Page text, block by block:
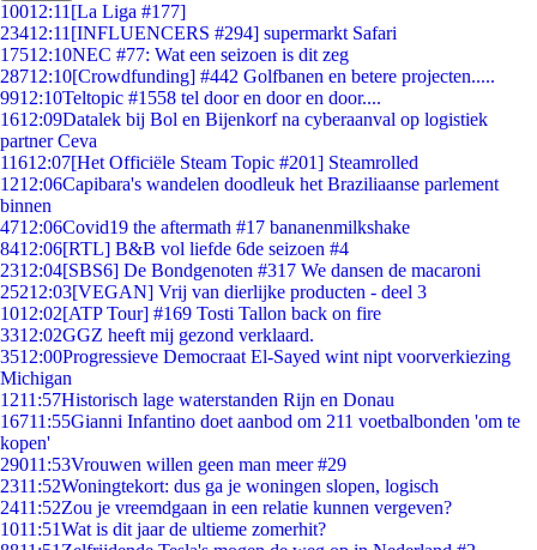
10012:11 [La Liga #177]
23412:11 [INFLUENCERS #294] supermarkt Safari
17512:10NEC #77: Wat een seizoen is dit zeg
28712:10[Crowdfunding] #442 Golfbanen en betere projecten.....
9912:10Teltopic #1558 tel door en door en door....
1612:09Datalek bij Bol en Bijenkorf na cyberaanval op logistiek
partner Ceva
11612:07[Het Officiële Steam Topic #201] Steamrolled
1212:06Capibara's wandelen doodleuk het Braziliaanse parlement
binnen
4712:06Covid19 the aftermath #17 bananenmilkshake
8412:06[RTL] B&B vol liefde 6de seizoen #4
2312:04[SBS6] De Bondgenoten #317 We dansen de macaroni
25212:03[VEGAN] Vrij van dierlijke producten - deel 3
1012:02[ATP Tour] #169 Tosti Tallon back on fire
3312:02GGZ heeft mij gezond verklaard.
3512:00Progressieve Democraat El-Sayed wint nipt voorverkiezing
Michigan
1211:57Historisch lage waterstanden Rijn en Donau
16711:55Gianni Infantino doet aanbod om 211 voetbalbonden 'om te
kopen'
29011:53Vrouwen willen geen man meer #29
2311:52Woningtekort: dus ga je woningen slopen, logisch
2411:52Zou je vreemdgaan in een relatie kunnen vergeven?
1011:51Wat is dit jaar de ultieme zomerhit?